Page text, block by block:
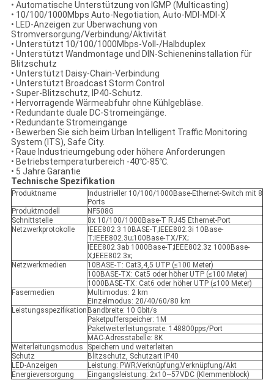
• Automatische Unterstützung von IGMP (Multicasting)
• 10/100/1000Mbps Auto-Negotiation, Auto-MDI-MDI-X
• LED-Anzeigen zur Überwachung von
Stromversorgung/Verbindung/Aktivität
• Unterstützt 10/100/1000Mbps-Voll-/Halbduplex
• Unterstützt Wandmontage und DIN-Schieneninstallation für
Blitzschutz
• Unterstützt Daisy-Chain-Verbindung
• Unterstützt Broadcast Storm Control
• Super-Blitzschutz, IP40-Schutz.
• Hervorragende Wärmeabfuhr ohne Kühlgebläse.
• Redundante duale DC-Stromeingänge.
• Redundante Stromeingänge
• Bewerben Sie sich beim Urban Intelligent Traffic Monitoring
System (ITS), Safe City.
• Raue Industrieumgebung oder höhere Anforderungen
• Betriebstemperaturbereich -40℃-85℃.
• 5 Jahre Garantie
Technische Spezifikation
Produktname
Industrieller 10/100/1000Base-Ethernet-Switch mit 8
Ports
Produktmodell
NF508G
Schnittstelle
8x 10/100/1000Base-T RJ45 Ethernet-Port
Netzwerkprotokolle
IEEE802.3 10BASE-T;IEEE802.3i 10Base-
T;IEEE802.3u;100Base-TX/FX;
IEEE802.3ab 1000Base-T;IEEE802.3z 1000Base-
X;IEEE802.3x;
Netzwerkmedien
10BASE-T: Cat3,4,5 UTP (≤100 Meter)
100BASE-TX: Cat5 oder höher UTP (≤100 Meter)
1000BASE-TX: Cat6 oder höher UTP (≤100 Meter)
Fasermedien
Multimodus: 2 km
Einzelmodus: 20/40/60/80 km
Leistungsspezifikation Bandbreite: 10 Gbit/s
Paketpufferspeicher: 1M
Paketweiterleitungsrate: 148800pps/Port
MAC-Adresstabelle: 8K
Weiterleitungsmodus
Speichern und weiterleiten
Schutz
Blitzschutz, Schutzart IP40
LED-Anzeigen
Leistung: PWR;Verknüpfung;Verknüpfung/Akt
Energieversorgung
Eingangsleistung: 2x10~57VDC (Klemmenblock)